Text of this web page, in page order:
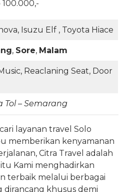
Isuzu Elf , Toyota Hiace
, Sore, Malam
Reaclaning Seat, Door
Tol – Semarang
layanan travel Solo
memberikan kenyamanan
Citra Travel adalah
Kami menghadirkan
terbaik melalui berbagai
dirancang khusus demi